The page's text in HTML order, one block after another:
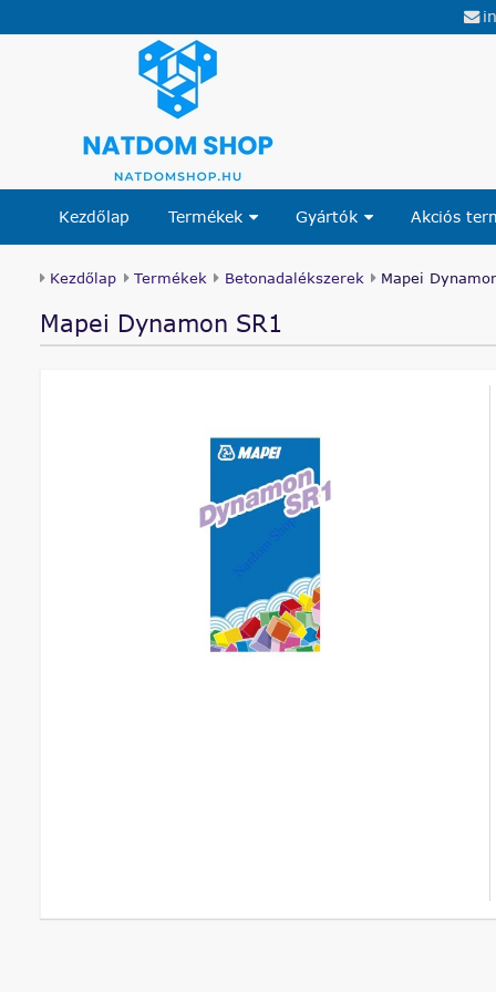
Kezdőlap Termékek Gyártók Akciós
Kezdőlap Termékek Betonadalékszerek Mapei
Mapei Dynamon SR1